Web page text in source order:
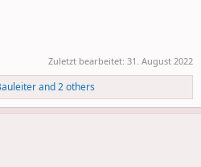
Zuletzt bearbeitet: 31. August 2022
and 2 others